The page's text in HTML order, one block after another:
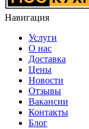
Навигация
Услуги
О нас
Доставка
Цены
Новости
Отзывы
Вакансии
Контакты
Блог